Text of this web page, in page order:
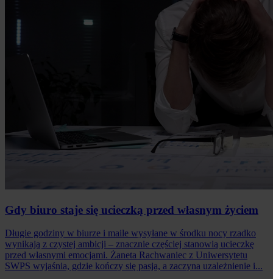
Gdy biuro staje się ucieczką przed własnym życiem
Długie godziny w biurze i maile wysyłane w środku nocy rzadko
wynikają z czystej ambicji – znacznie częściej stanowią ucieczkę
przed własnymi emocjami. Żaneta Rachwaniec z Uniwersytetu
SWPS wyjaśnia, gdzie kończy się pasja, a zaczyna uzależnienie i...